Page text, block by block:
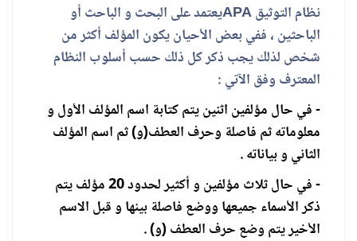
نظام التوثيق APA
يعتمد على البحث و الباحث أو
الباحثين ، ففي بعض الأحيان يكون المؤلف أكثر من
شخص لذلك يجب ذكر كل ذلك حسب أسلوب النظام
المعترف وفق الآتي :
- في حال مؤلفين اثنين يتم كتابة اسم المؤلف الأول و
معلوماته ثم فاصلة وحرف العطف(و) ثم اسم المؤلف
الثاني و بياناته .
- في حال ثلاث مؤلفين و أكثير لحدود 20 مؤلف يتم
ذكر الأسماء جميعها ووضع فاصلة بينها و قبل الاسم
الأخير يتم وضع حرف العطف (و) .